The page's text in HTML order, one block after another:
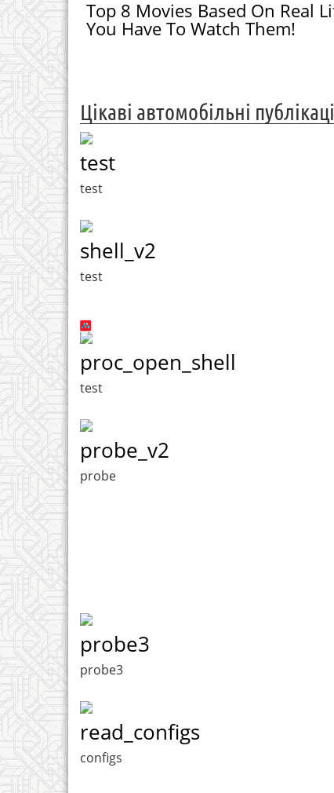
Top 8 Movies Based On Real
You Have To Watch Them!
Цікаві автомобільні
test
test
shell_v2
test
proc_open_shell
test
probe_v2
probe
probe3
probe3
read_configs
configs